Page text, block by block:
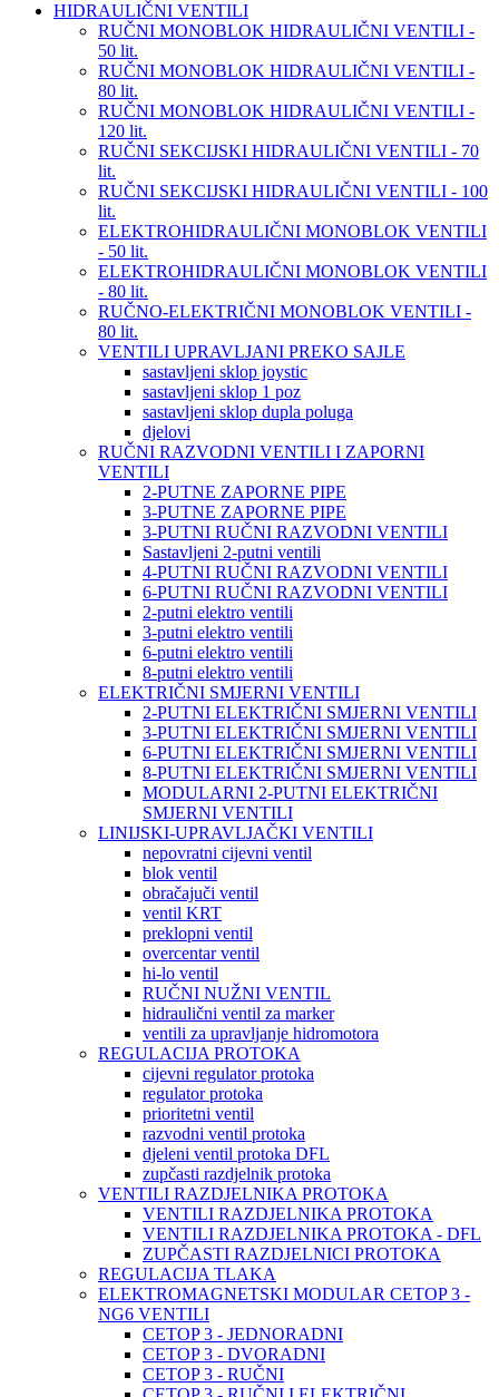
HIDRAULIČNI VENTILI
RUČNI MONOBLOK HIDRAULIČNI VENTILI -
50 lit.
RUČNI MONOBLOK HIDRAULIČNI VENTILI -
80 lit.
RUČNI MONOBLOK HIDRAULIČNI VENTILI -
120 lit.
RUČNI SEKCIJSKI HIDRAULIČNI VENTILI - 70
lit.
RUČNI SEKCIJSKI HIDRAULIČNI VENTILI - 100
lit.
ELEKTROHIDRAULIČNI MONOBLOK VENTILI
- 50 lit.
ELEKTROHIDRAULIČNI MONOBLOK VENTILI
- 80 lit.
RUČNO-ELEKTRIČNI MONOBLOK VENTILI -
80 lit.
VENTILI UPRAVLJANI PREKO SAJLE
sastavljeni sklop joystic
sastavljeni sklop 1 poz
sastavljeni sklop dupla poluga
djelovi
RUČNI RAZVODNI VENTILI I ZAPORNI
VENTILI
2-PUTNE ZAPORNE PIPE
3-PUTNE ZAPORNE PIPE
3-PUTNI RUČNI RAZVODNI VENTILI
Sastavljeni 2-putni ventili
4-PUTNI RUČNI RAZVODNI VENTILI
6-PUTNI RUČNI RAZVODNI VENTILI
2-putni elektro ventili
3-putni elektro ventili
6-putni elektro ventili
8-putni elektro ventili
ELEKTRIČNI SMJERNI VENTILI
2-PUTNI ELEKTRIČNI SMJERNI VENTILI
3-PUTNI ELEKTRIČNI SMJERNI VENTILI
6-PUTNI ELEKTRIČNI SMJERNI VENTILI
8-PUTNI ELEKTRIČNI SMJERNI VENTILI
MODULARNI 2-PUTNI ELEKTRIČNI
SMJERNI VENTILI
LINIJSKI-UPRAVLJAČKI VENTILI
nepovratni cijevni ventil
blok ventil
obračajuči ventil
ventil KRT
preklopni ventil
overcentar ventil
hi-lo ventil
RUČNI NUŽNI VENTIL
hidraulični ventil za marker
ventili za upravljanje hidromotora
REGULACIJA PROTOKA
cijevni regulator protoka
regulator protoka
prioritetni ventil
razvodni ventil protoka
djeleni ventil protoka DFL
zupčasti razdjelnik protoka
VENTILI RAZDJELNIKA PROTOKA
VENTILI RAZDJELNIKA PROTOKA
VENTILI RAZDJELNIKA PROTOKA - DFL
ZUPČASTI RAZDJELNICI PROTOKA
REGULACIJA TLAKA
ELEKTROMAGNETSKI MODULAR CETOP 3 -
NG6 VENTILI
CETOP 3 - JEDNORADNI
CETOP 3 - DVORADNI
CETOP 3 - RUČNI